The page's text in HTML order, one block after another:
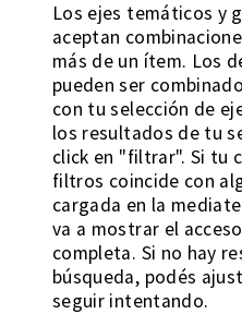
Los ejes temáticos y
aceptan
más de un ítem. Los
pueden ser
con tu selección de
los resultados de tu
click en "filtrar". Si tu
filtros coincide con
cargada en la
va a mostrar el
completa. Si no hay
búsqueda, podés
seguir intentando.